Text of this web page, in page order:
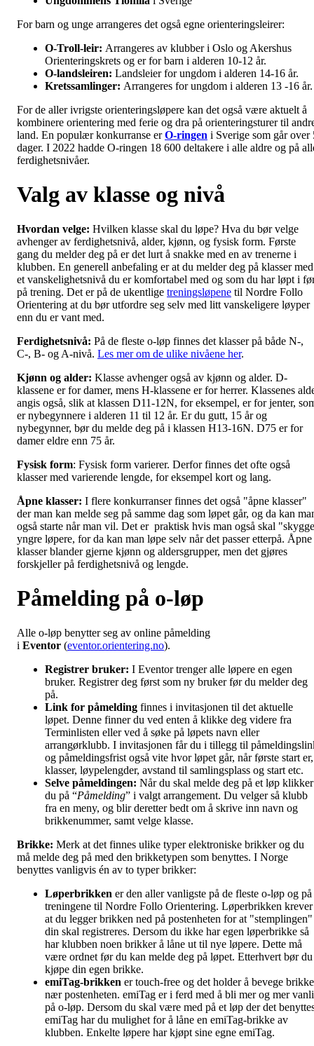
For barn og unge arrangeres det også egne orienteringsleirer:
O-Troll-leir: Arrangeres av klubber i Oslo og Akershus
Orienteringskrets og er for barn i alderen 10-12 år.
O-landsleiren: Landsleier for ungdom i alderen 14-16 år.
Kretssamlinger: Arrangeres for ungdom i alderen 13 -16
For de aller ivrigste orienteringsløpere kan det også være aktuelt å
kombinere orientering med ferie og dra på orienteringsturer til
land. En populær konkurranse erO-ringen i Sverige som går over
dager. I 2022 hadde O-ringen 18 600 deltakere i alle aldre og på
ferdighetsnivåer.
Valg av klasse og nivå
Hvordan velge: Hvilken klasse skal du løpe? Hva du bør velge
avhenger av ferdighetsnivå, alder, kjønn, og fysisk form. Første
gang du melder deg på er det lurt å snakke med en av trenerne i
klubben. En generell anbefaling er at du melder deg på klasser med
et vanskelighetsnivå du er komfortabel med og som du har løpt i
på trening. Det er på de ukentlige treningsløpene til Nordre Follo
Orientering at du bør utfordre seg selv med litt vanskeligere løyper
enn du er vant med.
Ferdighetsnivå: På de fleste o-løp finnes det klasser på både N-,
C-, B- og A-nivå. Les mer om de ulike nivåene her.
Kjønn og alder: Klasse avhenger også av kjønn og alder. D-
klassene er for damer, mens H-klassene er for herrer. Klassenes
angis også, slik at klassen D11-12N, for eksempel, er for jenter,
er nybegynnere i alderen 11 til 12 år. Er du gutt, 15 år og
nybegynner, bør du melde deg på i klassen H13-16N. D75 er for
damer eldre enn 75 år.
Fysisk form: Fysisk form varierer. Derfor finnes det ofte også
klasser med varierende lengde, for eksempel kort og lang.
Åpne klasser: I flere konkurranser finnes det også "åpne klasser"
der man kan melde seg på samme dag som løpet går, og da kan
også starte når man vil. Det er praktisk hvis man også skal
yngre løpere, for da kan man løpe selv når det passer etterpå. Åpne
klasser blander gjerne kjønn og aldersgrupper, men det gjøres
forskjeller på ferdighetsnivå og lengde.
Påmelding på o-løp
Alle o-løp benytter seg av online påmelding
i Eventor (eventor.orientering.no).
Registrer bruker: I Eventor trenger alle løpere en egen
bruker. Registrer deg først som ny bruker før du melder deg
på.
Link for påmelding finnes i invitasjonen til det aktuelle
løpet. Denne finner du ved enten å klikke deg videre fra
Terminlisten eller ved å søke på løpets navn eller
arrangørklubb. I invitasjonen får du i tillegg til
og påmeldingsfrist også vite hvor løpet går, når første start er,
klasser, løypelengder, avstand til samlingsplass og start etc.
Selve påmeldingen: Når du skal melde deg på et løp klikker
du på “Påmelding” i valgt arrangement. Du velger så klubb
fra en meny, og blir deretter bedt om å skrive inn navn og
brikkenummer, samt velge klasse.
Brikke: Merk at det finnes ulike typer elektroniske brikker og du
må melde deg på med den brikketypen som benyttes. I Norge
benyttes vanligvis én av to typer brikker:
Løperbrikken er den aller vanligste på de fleste o-løp og på
treningene til Nordre Follo Orientering. Løperbrikken krever
at du legger brikken ned på postenheten for at "stemplingen"
din skal registreres. Dersom du ikke har egen løperbrikke så
har klubben noen brikker å låne ut til nye løpere. Dette må
være ordnet før du kan melde deg på løpet. Etterhvert bør du
kjøpe din egen brikke.
emiTag-brikken er touch-free og det holder å bevege
nær postenheten. emiTag er i ferd med å bli mer og mer
på o-løp. Dersom du skal være med på et løp der det
emiTag har du mulighet for å låne en emiTag-brikke av
klubben. Enkelte løpere har kjøpt sine egne emiTag.